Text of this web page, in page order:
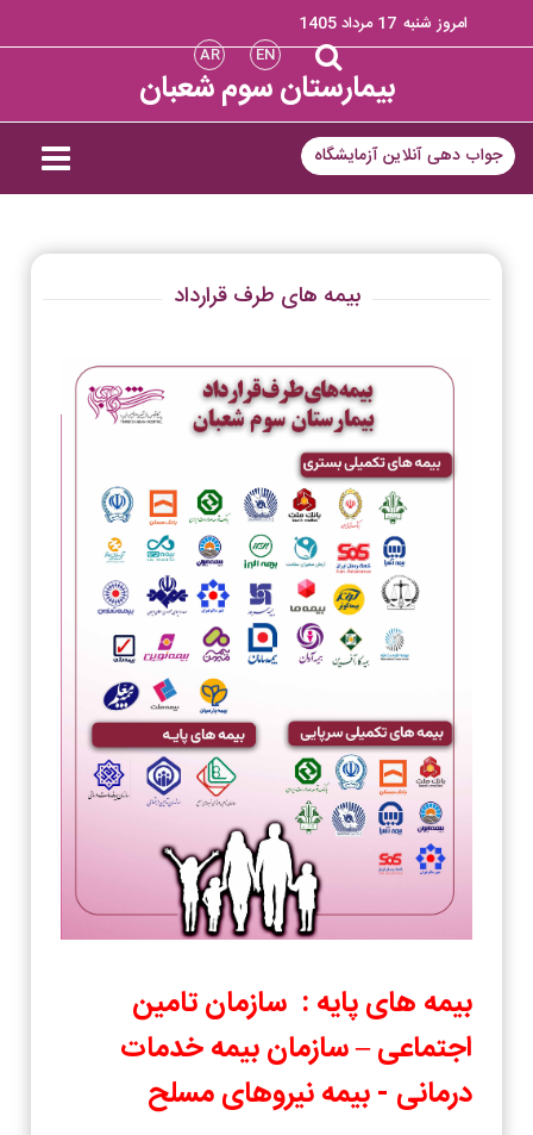
امروز شنبه 17 مرداد 1405
EN
AR
بیمارستان سوم شعبان
جواب دهی آنلاین آزمایشگاه
بیمه های طرف قرارداد
بیمه های پایه : سازمان تامین
اجتماعی – سازمان بیمه خدمات
درمانی - بیمه نیروهای مسلح